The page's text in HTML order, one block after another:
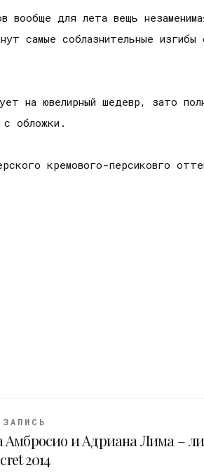
вообще для лета вещь
самые соблазнительные
на ювелирный шедевр, зато
с обложки.
кремового-персиковго
Амбросио и Адриана Лима –
2014